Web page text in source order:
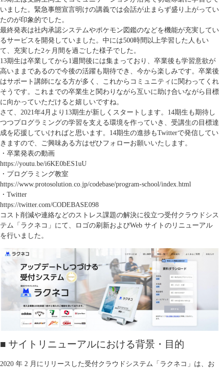
いました。緊急事態宣言明けの講義では会話が止まらず盛り上がってい
たのが印象的でした。
最終発表は社内承認システムやポケモン図鑑のなどを機能が充実してい
るサービスを開発していました。中には500時間以上学習した人もい
て、充実した2ヶ月間を過ごした様子でした。
13期生は卒業してから1週間後には集まっており、卒業後も学習意欲が
高いままであるので今後の活躍も期待でき、今から楽しみです。卒業後
はサポート講師になる方が多く、これからコミュニティに関わってくれ
そうです。これまでの卒業生と関わりながら互いに助け合いながら目標
に向かっていただけると嬉しいですね。
さて、2021年4月より13期生が新しくスタートします。14期生も期待し
つつプログラミングの学習を支える環境を作っていき、受講生の目標達
成を応援していければと思います。14期生の進捗もTwitterで発信してい
きますので、ご興味ある方はぜひフォローお願いいたします。
・卒業発表の動画
https://youtu.be/i6KE0bES1uU
・プログラミング教室
https://www.protosolution.co.jp/codebase/program-school/index.html
・Twitter
https://twitter.com/CODEBASE098
コスト削減や連絡などのストレス課題の解決に役立つ受付クラウドシス
テム「ラクネコ」にて、ロゴの刷新およびWeb サイトのリニューアル
を行いました。
■ サイトリニューアルにおける背景・目的
2020 年 2 月にリリースした受付クラウドシステム「ラクネコ」は、お